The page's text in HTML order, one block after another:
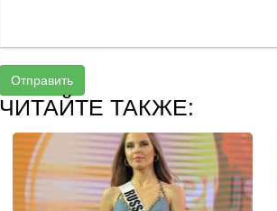
Отправить
ЧИТАЙТЕ ТАКЖЕ: